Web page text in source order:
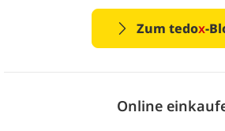
Zum tedox-
Online